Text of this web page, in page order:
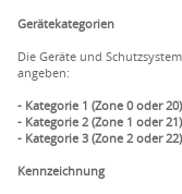
Gerätekategorien
Die Geräte und
angeben:
- Kategorie 1 (Zone 0 oder
- Kategorie 2 (Zone 1 oder
- Kategorie 3 (Zone 2 oder
Kennzeichnung